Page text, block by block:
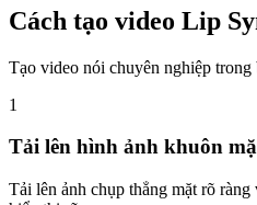
Cách tạo video Lip
Tạo video nói chuyên nghiệp trong
1
Tải lên hình ảnh khuôn
Tải lên ảnh chụp thẳng mặt rõ